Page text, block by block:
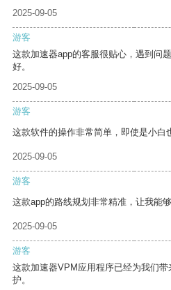
2025-09-05
游客
这款加速器app的客服很贴心，遇到问
好。
2025-09-05
游客
这款软件的操作非常简单，即使是小白
2025-09-05
游客
这款app的路线规划非常精准，让我能
2025-09-05
游客
这款加速器VPM应用程序已经为我们
护。